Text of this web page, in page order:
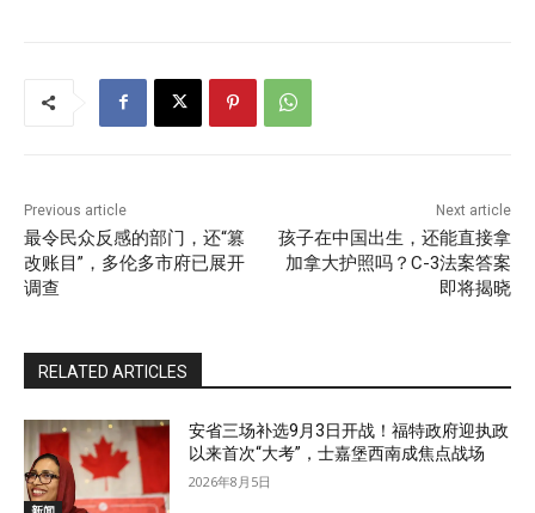
Previous article
最令民众反感的部门，还“篡
改账目”，多伦多市府已展开
调查
Next article
孩子在中国出生，还能直接拿
加拿大护照吗？C-3法案答案
即将揭晓
RELATED ARTICLES
安省三场补选9月3日开战！福特政府迎执政
以来首次“大考”，士嘉堡西南成焦点战场
2026年8月5日